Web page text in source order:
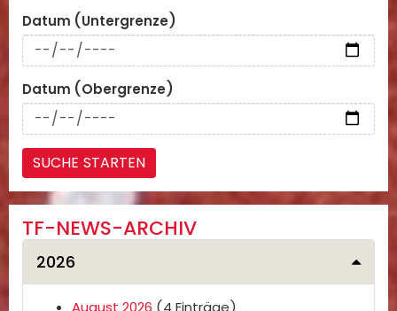
Datum (Untergrenze)
Datum (Obergrenze)
TF-NEWS-ARCHIV
2026
August 2026 (4 Einträge)